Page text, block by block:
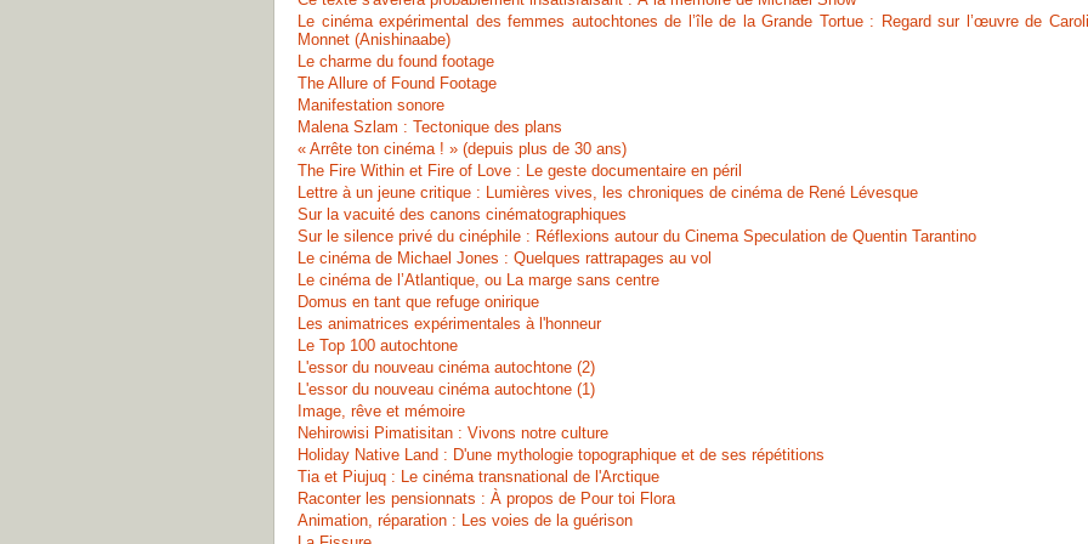
Le cinéma expérimental des femmes autochtones de l’île de la Grande Tortue : Regard sur l’œuvre de
Monnet (Anishinaabe)
Le charme du found footage
The Allure of Found Footage
Manifestation sonore
Malena Szlam : Tectonique des plans
« Arrête ton cinéma ! » (depuis plus de 30 ans)
The Fire Within et Fire of Love : Le geste documentaire en péril
Lettre à un jeune critique : Lumières vives, les chroniques de cinéma de René Lévesque
Sur la vacuité des canons cinématographiques
Sur le silence privé du cinéphile : Réflexions autour du Cinema Speculation de Quentin Tarantino
Le cinéma de Michael Jones : Quelques rattrapages au vol
Le cinéma de l’Atlantique, ou La marge sans centre
Domus en tant que refuge onirique
Les animatrices expérimentales à l'honneur
Le Top 100 autochtone
L'essor du nouveau cinéma autochtone (2)
L'essor du nouveau cinéma autochtone (1)
Image, rêve et mémoire
Nehirowisi Pimatisitan : Vivons notre culture
Holiday Native Land : D'une mythologie topographique et de ses répétitions
Tia et Piujuq : Le cinéma transnational de l'Arctique
Raconter les pensionnats : À propos de Pour toi Flora
Animation, réparation : Les voies de la guérison